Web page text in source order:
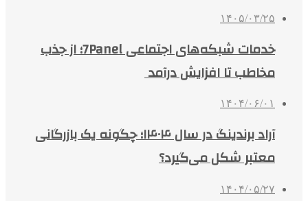
۱۴۰۵/۰۳/۲۵
خدمات شبکه‌های اجتماعی 7Panel؛ از جذب
مخاطب تا افزایش درآمد
۱۴۰۴/۰۶/۰۱
آراد برندینگ در سال ۱۴۰۴؛ چگونه یک بازرگانی
معتبر شکل می‌گیرد؟
۱۴۰۴/۰۵/۲۷